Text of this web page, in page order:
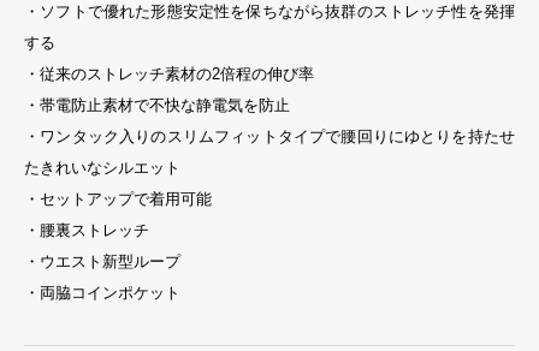
・ソフトで優れた形態安定性を保ちながら抜群のストレッチ性を発揮
する
・従来のストレッチ素材の2倍程の伸び率
・帯電防止素材で不快な静電気を防止
・ワンタック入りのスリムフィットタイプで腰回りにゆとりを持たせ
たきれいなシルエット
・セットアップで着用可能
・腰裏ストレッチ
・ウエスト新型ループ
・両脇コインポケット